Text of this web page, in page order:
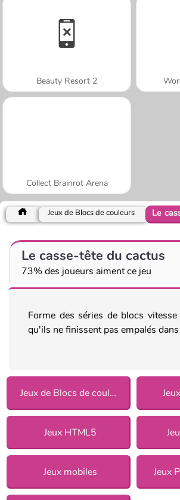
Beauty Resort 2
Collect Brainrot Arena
Jeux de Blocs de couleurs Le
Le casse-tête du cactus
73% des joueurs aiment ce jeu
Forme des séries de blocs
qu'ils ne finissent pas empalés
Jeux de Blocs de couleurs
Jeux HTML5
Jeux mobiles Jeux